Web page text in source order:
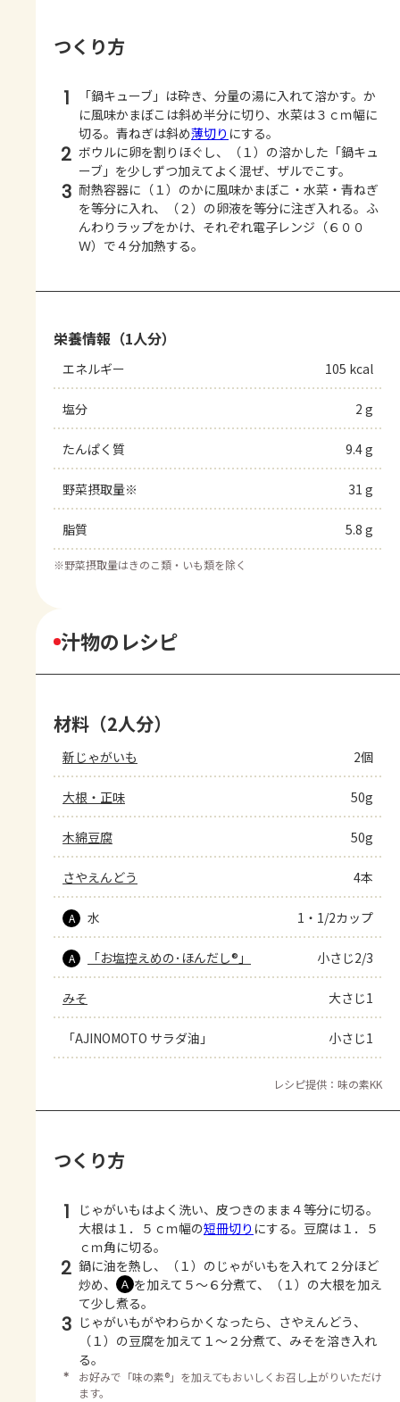
つくり方
1
「鍋キューブ」は砕き、分量の湯に入れて溶かす。か
に風味かまぼこは斜め半分に切り、水菜は３ｃｍ幅に
切る。青ねぎは斜め薄切り にする。
2 ボウルに卵を割りほぐし、（１）の溶かした「鍋キュ
ーブ」を少しずつ加えてよく混ぜ、ザルでこす。
3 耐熱容器に（１）のかに風味かまぼこ・水菜・青ねぎ
を等分に入れ、（２）の卵液を等分に注ぎ入れる。ふ
んわりラップをかけ、それぞれ電子レンジ（６００
Ｗ）で４分加熱する。
栄養情報（1人分）
エネルギー 105 kcal
塩分 2 g
たんぱく質 9.4 g
野菜摂取量※ 31 g
脂質 5.8 g
※野菜摂取量はきのこ類・いも類を除く
汁物のレシピ
材料（2人分）
新じゃがいも 2個
大根・正味 50g
木綿豆腐 50g
さやえんどう 4本
A 水 1・1/2カップ
A 「お塩控えめの･ほんだし®」 小さじ2/3
みそ 大さじ1
「AJINOMOTO サラダ油」 小さじ1
レシピ提供：味の素KK
つくり方
1
じゃがいもはよく洗い、皮つきのまま４等分に切る。
大根は１．５ｃｍ幅の短冊切り にする。豆腐は１．５
ｃｍ角に切る。
2 鍋に油を熱し、（１）のじゃがいもを入れて２分ほど
炒め、
Ａ を加えて５～６分煮て、（１）の大根を加え
て少し煮る。
3 じゃがいもがやわらかくなったら、さやえんどう、
（１）の豆腐を加えて１～２分煮て、みそを溶き入れ
る。
＊
お好みで「味の素®」を加えてもおいしくお召し上がりいただけ
ます。